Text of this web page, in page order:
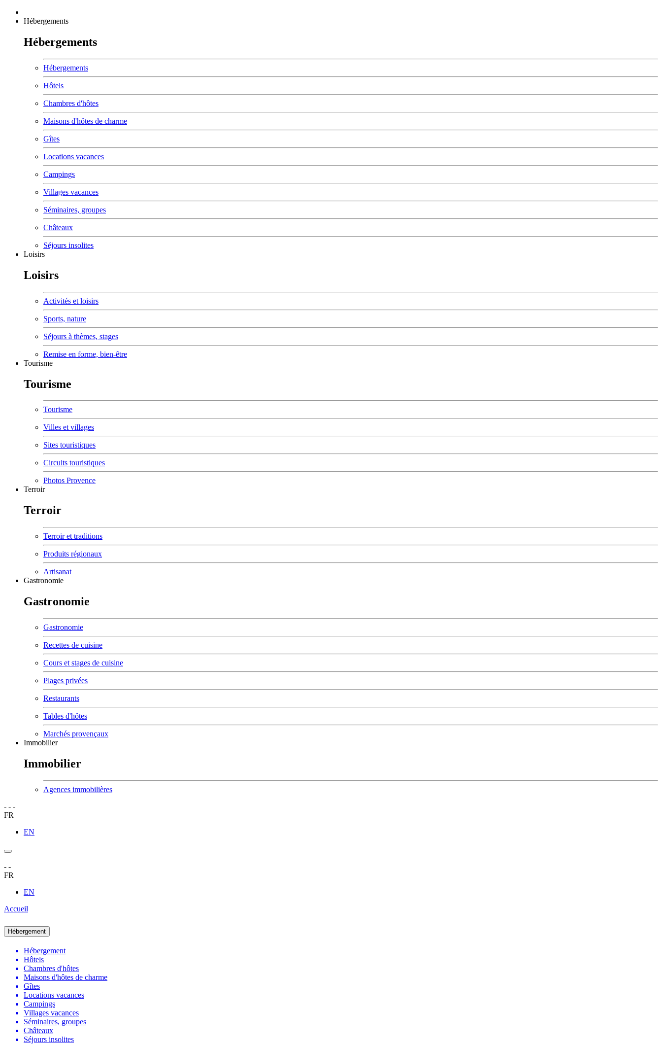
Hébergements
Hébergements
Hébergements
Hôtels
Chambres d'hôtes
Maisons d'hôtes de charme
Gîtes
Locations vacances
Campings
Villages vacances
Séminaires, groupes
Châteaux
Séjours insolites
Loisirs
Loisirs
Activités et loisirs
Sports, nature
Séjours à thèmes, stages
Remise en forme, bien-être
Tourisme
Tourisme
Tourisme
Villes et villages
Sites touristiques
Circuits touristiques
Photos Provence
Terroir
Terroir
Terroir et traditions
Produits régionaux
Artisanat
Gastronomie
Gastronomie
Gastronomie
Recettes de cuisine
Cours et stages de cuisine
Plages privées
Restaurants
Tables d'hôtes
Marchés provençaux
Immobilier
Immobilier
Agences immobilières
- - -
FR
EN
- -
FR
EN
Accueil
Hébergement
Hébergement
Hôtels
Chambres d'hôtes
Maisons d'hôtes de charme
Gîtes
Locations vacances
Campings
Villages vacances
Séminaires, groupes
Châteaux
Séjours insolites